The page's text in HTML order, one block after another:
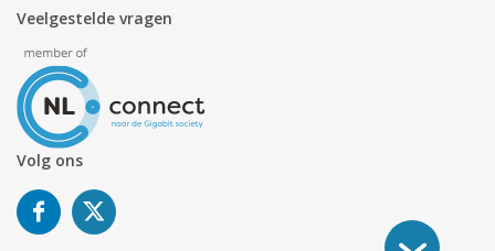
Veelgestelde vragen
Volg ons